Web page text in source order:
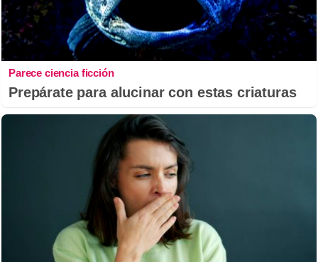
Parece ciencia ficción
Prepárate para alucinar con estas criaturas